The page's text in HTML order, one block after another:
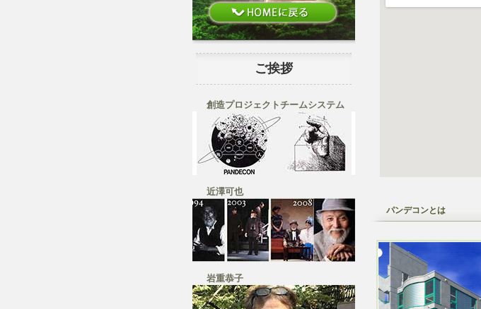
ご挨拶
創造プロジェクトチームシステム
近澤可也
岩重恭子
パンデコンとは